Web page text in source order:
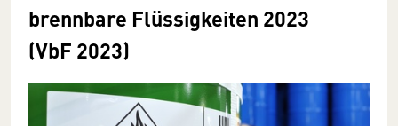
brennbare Flüssigkeiten 2023
(VbF 2023)